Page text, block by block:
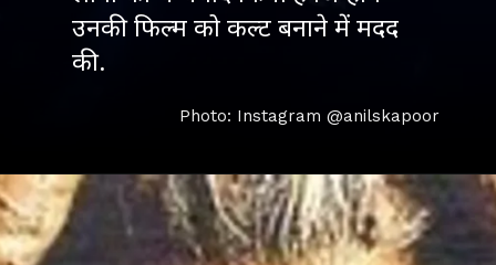
उनकी फिल्म को कल्ट बनाने में मदद
की.
Photo: Instagram @anilskapoor